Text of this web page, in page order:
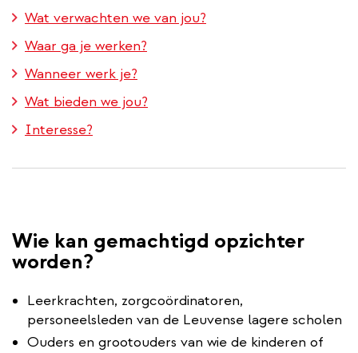
Wat verwachten we van jou?
Waar ga je werken?
Wanneer werk je?
Wat bieden we jou?
Interesse?
Wie kan gemachtigd opzichter
worden?
Leerkrachten, zorgcoördinatoren,
personeelsleden van de Leuvense lagere scholen
Ouders en grootouders van wie de kinderen of